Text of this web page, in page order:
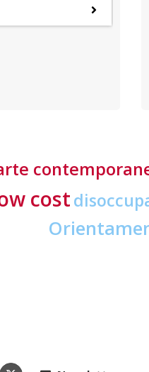
cost